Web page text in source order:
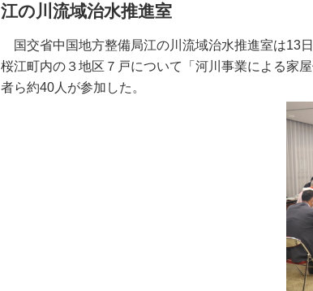
江の川流域治水推進室
国交省中国地方整備局江の川流域治水推進室は13
桜江町内の３地区７戸について「河川事業による家
者ら約40人が参加した。